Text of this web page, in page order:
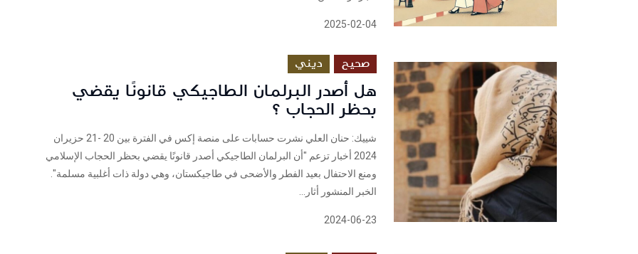
2025-02-04
صحيح ديني
هل أصدر البرلمان الطاجيكي قانونًا يقضي
بحظر الحجاب ؟
شييك: حنان العلي نشرت حسابات على منصة إكس في الفترة بين 20 -21 حزيران
2024 أخبار تزعم "أن البرلمان الطاجيكي أصدر قانونًا يقضي بحظر الحجاب الإسلامي
ومنع الاحتفال بعيد الفطر والأضحى في طاجيكستان، وهي دولة ذات أغلبية مسلمة".
الخبر المنشور أثار...
2024-06-23